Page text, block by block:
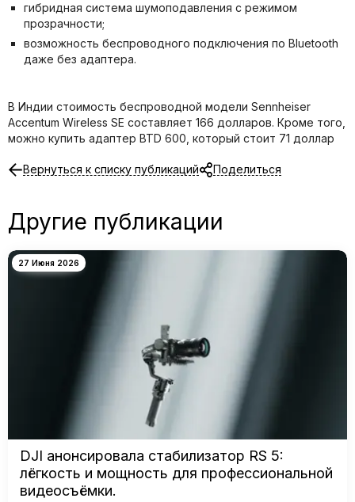
гибридная система шумоподавления с режимом
прозрачности;
возможность беспроводного подключения по Bluetooth
даже без адаптера.
В Индии стоимость беспроводной модели Sennheiser
Accentum Wireless SE составляет 166 долларов. Кроме того,
можно купить адаптер BTD 600, который стоит 71 доллар
Вернуться к списку публикаций Поделиться
Другие публикации
27 Июня 2026
DJI анонсировала стабилизатор RS 5:
лёгкость и мощность для профессиональной
видеосъёмки.